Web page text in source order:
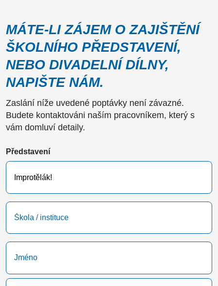
MÁTE-LI ZÁJEM O ZAJIŠTĚNÍ
ŠKOLNÍHO PŘEDSTAVENÍ,
NEBO DIVADELNÍ DÍLNY,
NAPIŠTE NÁM.
Zaslání níže uvedené poptávky není závazné.
Budete kontaktováni naším pracovníkem, který s
vám domluví detaily.
Představení
Škola
Name
(Required)
First